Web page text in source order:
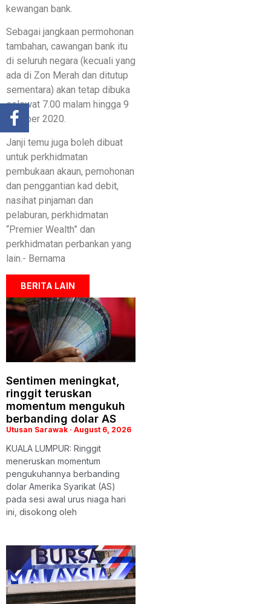
kewangan bank.
Sebagai jangkaan permohonan
tambahan, cawangan bank itu
di seluruh negara (kecuali yang
ada di Zon Merah dan ditutup
sementara) akan tetap dibuka
selewat 7.00 malam hingga 9
Oktober 2020.
Janji temu juga boleh dibuat
untuk perkhidmatan
pembukaan akaun, pemohonan
dan penggantian kad debit,
nasihat pinjaman dan
pelaburan, perkhidmatan
“Premier Wealth” dan
perkhidmatan perbankan yang
lain.- Bernama
BERITA LAIN
Sentimen meningkat,
ringgit teruskan
momentum mengukuh
berbanding dolar AS
Utusan Sarawak August 6, 2026
KUALA LUMPUR: Ringgit
meneruskan momentum
pengukuhannya berbanding
dolar Amerika Syarikat (AS)
pada sesi awal urus niaga hari
ini, disokong oleh